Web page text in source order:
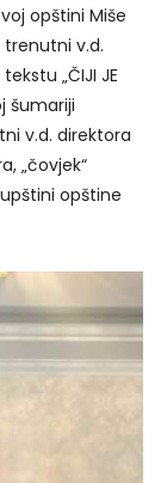
opštini Miše
trenutni v.d.
„ČIJI JE
šumariji
v.d. direktora
„čovjek“
opštine